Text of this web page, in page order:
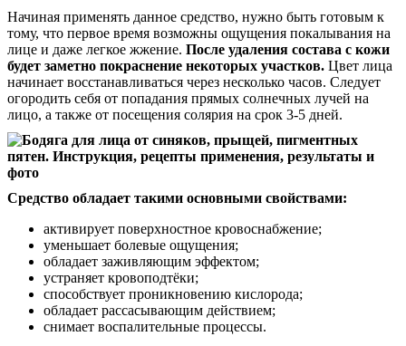
Начиная применять данное средство, нужно быть готовым к
тому, что первое время возможны ощущения покалывания на
лице и даже легкое жжение. После удаления состава с кожи
будет заметно покраснение некоторых участков. Цвет лица
начинает восстанавливаться через несколько часов. Следует
огородить себя от попадания прямых солнечных лучей на
лицо, а также от посещения солярия на срок 3-5 дней.
Средство обладает такими основными свойствами:
активирует поверхностное кровоснабжение;
уменьшает болевые ощущения;
обладает заживляющим эффектом;
устраняет кровоподтёки;
способствует проникновению кислорода;
обладает рассасывающим действием;
снимает воспалительные процессы.